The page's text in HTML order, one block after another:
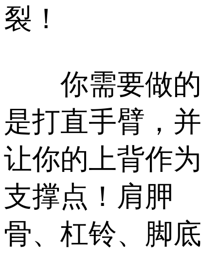
裂！
你需要做的
是打直手臂，并
让你的上背作为
支撑点！肩胛
骨、杠铃、脚底